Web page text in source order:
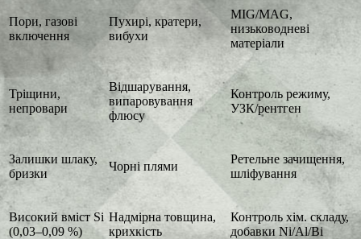
Пори, газові
включення
Пухирі, кратери,
вибухи
MIG/MAG,
низьководневі
матеріали
Тріщини,
непровари
Відшарування,
випаровування
флюсу
Контроль режиму,
УЗК/рентген
Залишки шлаку,
бризки
Чорні плями
Ретельне зачищення,
шліфування
Високий вміст Si
(0,03–0,09 %)
Надмірна товщина,
крихкість
Контроль хім. складу,
добавки Ni/Al/Bi